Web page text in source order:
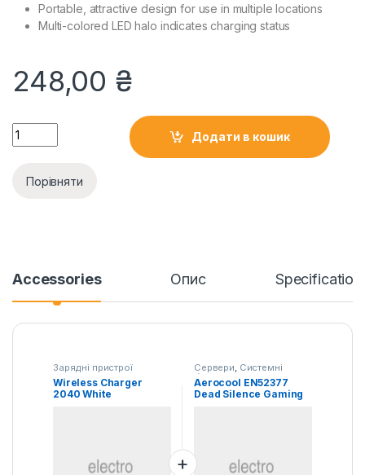
Portable, attractive design for use in multiple locations
Multi-colored LED halo indicates charging status
248,00 ₴
Wireless Charger 2040 White quantity
Додати в кошик
Порівняти
Accessories Опис Specification
Зарядні пристрої
Wireless Charger
2040 White
Сервери, Системні
блоки
Aerocool EN52377
Dead Silence Gaming